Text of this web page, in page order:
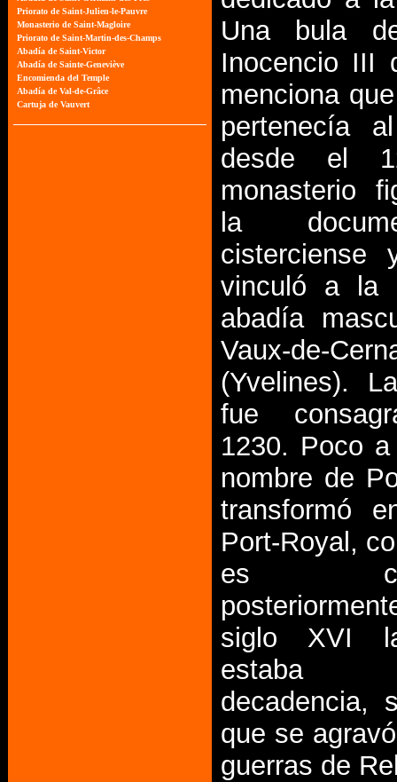
Una bula
Inocencio III
menciona
pertenecía
desde el
monasterio
la
vinculó a la
abadía
Vaux-de-
(Yvelines).
fue
1230. Poco
nombre de
transformó
Port-Royal,
es
siglo XVI
decadencia,
que se
guerras de